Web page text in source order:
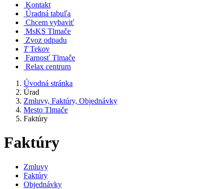
Kontakt
Úradná tabuľa
Chcem vybaviť
MsKS Tlmače
Zvoz odpadu
T Tekov
Farnosť Tlmače
Relax centrum
Úvodná stránka
Úrad
Zmluvy, Faktúry, Objednávky
Mesto Tlmače
Faktúry
Faktúry
Zmluvy
Faktúry
Objednávky